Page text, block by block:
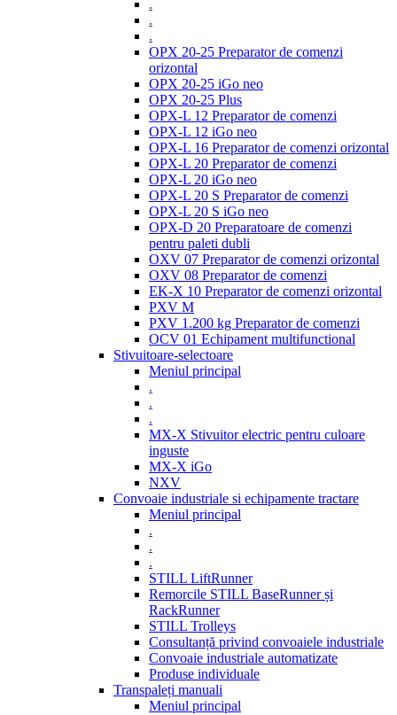
.
.
.
OPX 20-25 Preparator de comenzi
orizontal
OPX 20-25 iGo neo
OPX 20-25 Plus
OPX-L 12 Preparator de comenzi
OPX-L 12 iGo neo
OPX-L 16 Preparator de comenzi orizontal
OPX-L 20 Preparator de comenzi
OPX-L 20 iGo neo
OPX-L 20 S Preparator de comenzi
OPX-L 20 S iGo neo
OPX-D 20 Preparatoare de comenzi
pentru paleti dubli
OXV 07 Preparator de comenzi orizontal
OXV 08 Preparator de comenzi
EK-X 10 Preparator de comenzi orizontal
PXV M
PXV 1.200 kg Preparator de comenzi
OCV 01 Echipament multifunctional
Stivuitoare-selectoare
Meniul principal
.
.
.
MX-X Stivuitor electric pentru culoare
inguste
MX-X iGo
NXV
Convoaie industriale si echipamente tractare
Meniul principal
.
.
.
STILL LiftRunner
Remorcile STILL BaseRunner și
RackRunner
STILL Trolleys
Consultanță privind convoaiele industriale
Convoaie industriale automatizate
Produse individuale
Transpaleți manuali
Meniul principal